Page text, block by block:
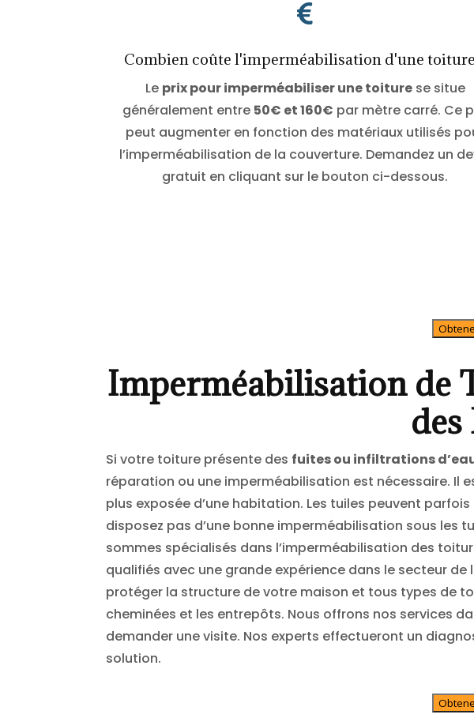

Combien coûte l'imperméabilisation d'une
Le prix pour imperméabiliser une toiturese situe
généralement entre 50€ et 160€ par mètre carré. Ce
peut augmenter en fonction des matériaux utilisés
l’imperméabilisation de la couverture. Demandez un
gratuit en cliquant sur le bouton ci-dessous.
Imperméabilisation de
Si votre toiture présente des fuites ou infiltrations
réparation ou une imperméabilisation est nécessaire.
plus exposée d’une habitation. Les tuiles peuvent
disposez pas d’une bonne imperméabilisation sous les
sommes spécialisés dans l’imperméabilisation des
qualifiés avec une grande expérience dans le secteur
protéger la structure de votre maison et tous types de
cheminées et les entrepôts. Nous offrons nos services
demander une visite. Nos experts effectueront un
solution.